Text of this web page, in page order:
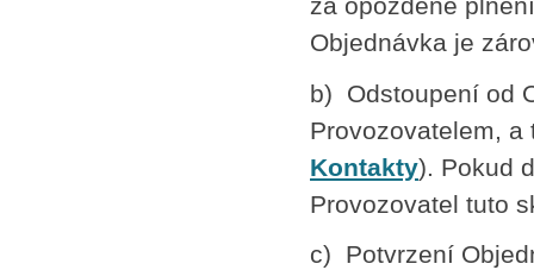
Objednávka je
b) Odstoupení od
Provozovatelem,
Kontakty). Pokud
Provozovatel tuto
c) Potvrzení